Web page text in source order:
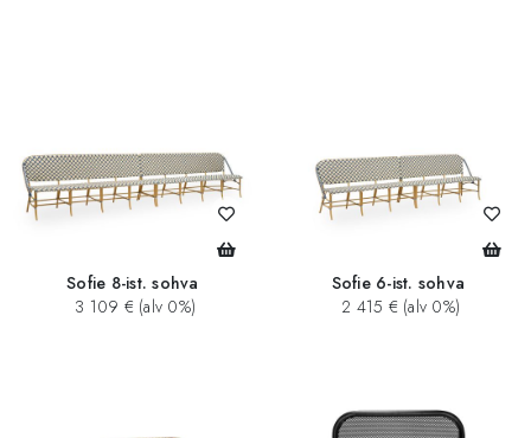
Sofie 8-ist. sohva
3 109 € (alv 0%)
Sofie 6-ist. sohva
2 415 € (alv 0%)